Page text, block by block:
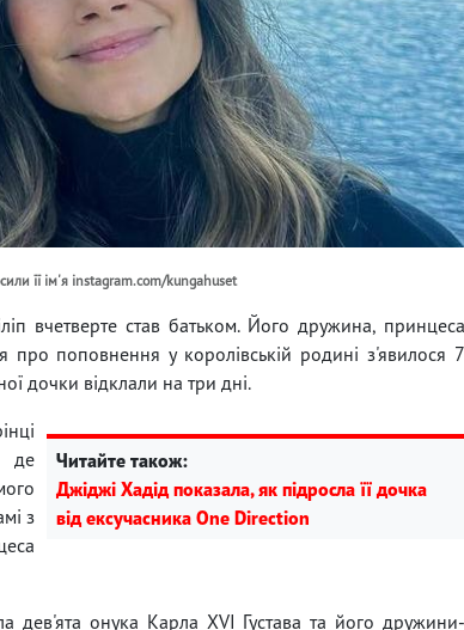
її ім'я instagram.com/kungahuset
вчетверте став батьком. Його дружина, принцеса
поповнення у королівській родині з'явилося 7
дочки відклали на три дні.
Читайте також:
Джіджі Хадід показала, як підросла її дочка
від ексучасника One Direction
де
з
дев'ята онука Карла XVI Густава та його дружини-